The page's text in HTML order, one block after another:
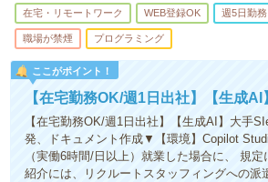
在宅・リモートワーク WEB登録OK 週5日勤務
職場が禁煙 プログラミング
ここがポイント！
【在宅勤務OK/週1日出社】【生成
【在宅勤務OK/週1日出社】【生成AI】大手
発、ドキュメント作成▼【環境】Copilot
（実働6時間/日以上）就業した場合に、 規
紹介には、リクルートスタッフィングへの